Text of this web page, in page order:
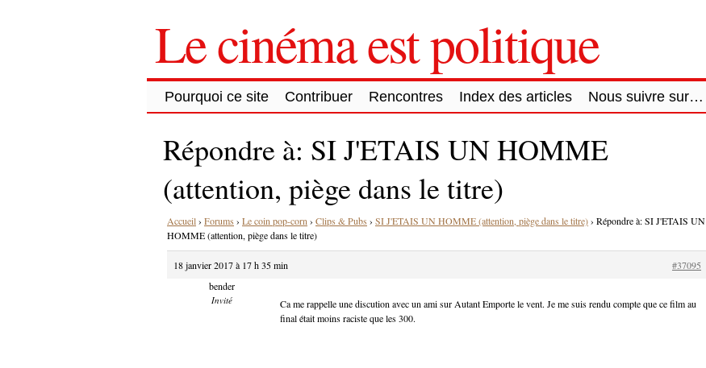
Le cinéma est politique
Pourquoi ce site Contribuer Rencontres Index des articles Nous suivre sur…
Répondre à: SI J'ETAIS UN HOMME
(attention, piège dans le titre)
Accueil› Forums › Le coin pop-corn › Clips & Pubs › SI J'ETAIS UN HOMME (attention, piège dans le titre)› Répondre à: SI J'ETAIS UN
HOMME (attention, piège dans le titre)
18 janvier 2017 à 17 h 35 min
#37095
bender
Invité
Ca me rappelle une discution avec un ami sur Autant Emporte le vent. Je me suis rendu compte que ce film au
final était moins raciste que les 300.